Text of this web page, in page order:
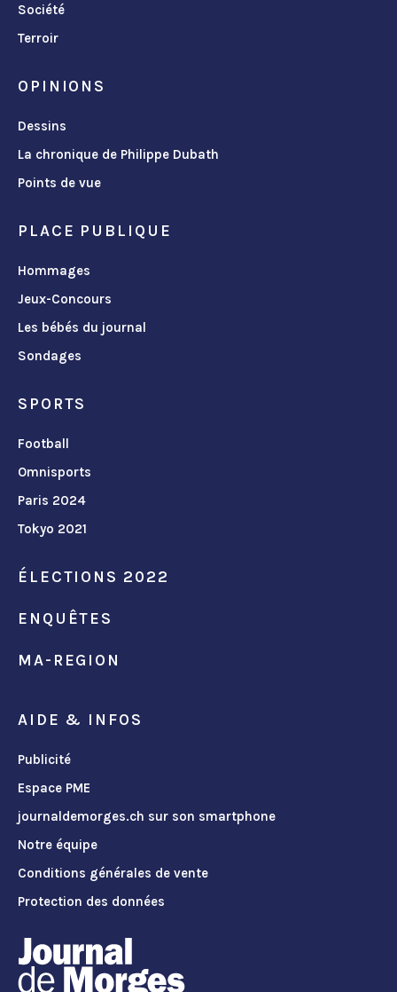
Société
Terroir
OPINIONS
Dessins
La chronique de Philippe Dubath
Points de vue
PLACE PUBLIQUE
Hommages
Jeux-Concours
Les bébés du journal
Sondages
SPORTS
Football
Omnisports
Paris 2024
Tokyo 2021
ÉLECTIONS 2022
ENQUÊTES
MA-REGION
AIDE & INFOS
Publicité
Espace PME
journaldemorges.ch sur son smartphone
Notre équipe
Conditions générales de vente
Protection des données